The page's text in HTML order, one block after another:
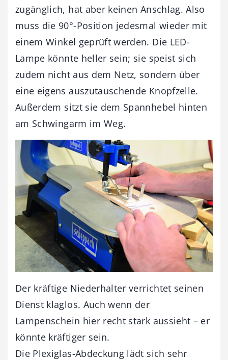
zugänglich, hat aber keinen Anschlag. Also
muss die 90°-Position jedesmal wieder mit
einem Winkel geprüft werden. Die LED-
Lampe könnte heller sein; sie speist sich
zudem nicht aus dem Netz, sondern über
eine eigens auszutauschende Knopfzelle.
Außerdem sitzt sie dem Spannhebel hinten
am Schwingarm im Weg.
Der kräftige Niederhalter verrichtet seinen
Dienst klaglos. Auch wenn der
Lampenschein hier recht stark aussieht – er
könnte kräftiger sein.
Die Plexiglas-Abdeckung lädt sich sehr